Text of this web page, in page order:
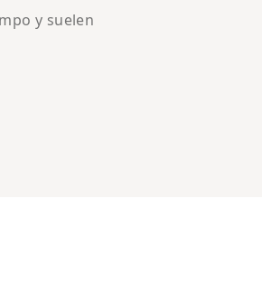
y suelen